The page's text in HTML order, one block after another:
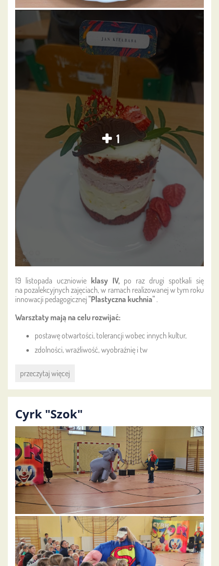
1
19 listopada uczniowie klasy IV, po raz drugi spotkali się
na pozalekcyjnych zajęciach, w ramach realizowanej w tym roku
innowacji pedagogicznej "Plastyczna kuchnia".
Warsztatymają na celu rozwijać:
postawę otwartości, tolerancji wobec innych kultur,
zdolności, wrażliwość, wyobraźnię i tw
Deser
kolorów:
przeczytaj więcej
Cyrk "Szok"